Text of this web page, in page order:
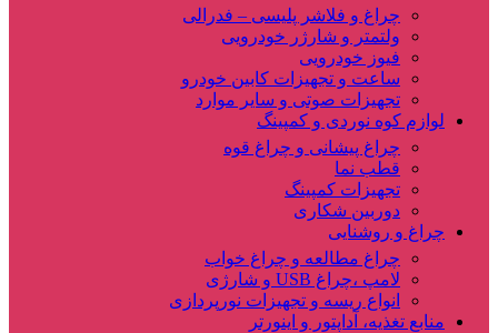
چراغ و فلاشر پلیسی – فدرالی
ولتمتر و شارژر خودرویی
فیوز خودرویی
ساعت و تجهیزات کابین خودرو
تجهیزات صوتی و سایر موارد
لوازم کوه نوردی و کمپینگ
چراغ پیشانی و چراغ قوه
قطب نما
تجهیزات کمپینگ
دوربین شکاری
چراغ و روشنایی
چراغ مطالعه و چراغ خواب
لامپ ،چراغ USB و شارژی
انواع ریسه و تجهیزات نورپردازی
منابع تغذیه، آداپتور و اینورتر